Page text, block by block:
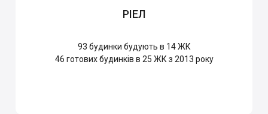
РІЕЛ
93 будинки будують в 14 ЖК
46 готових будинків в 25 ЖК з 2013 року